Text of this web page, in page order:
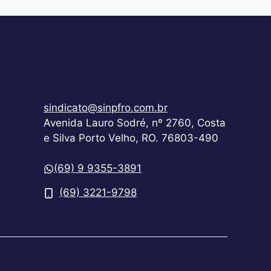
sindicato@sinpfro.com.br
Avenida Lauro Sodré, nº 2760, Costa
e Silva Porto Velho, RO. 76803-490
(69) 9 9355-3891
(69) 3221-9798